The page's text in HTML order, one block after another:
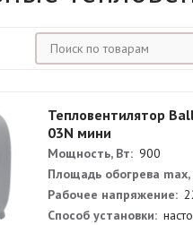
Тепловентилятор
03N мини
Мощность, Вт: 900
Площадь обогрева max,
Рабочее напряжение:
Способ установки: